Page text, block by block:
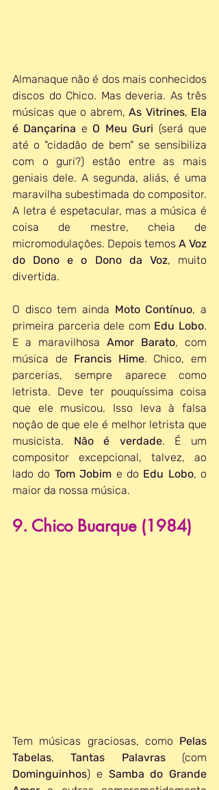
Almanaque não é dos mais conhecidos
discos do Chico. Mas deveria. As três
músicas que o abrem, As Vitrines, Ela
é Dançarina e O Meu Guri (será que
até o "cidadão de bem" se sensibiliza
com o guri?) estão entre as mais
geniais dele. A segunda, aliás, é uma
maravilha subestimada do compositor.
A letra é espetacular, mas a música é
coisa de mestre, cheia de
micromodulações. Depois temos A Voz
do Dono e o Dono da Voz, muito
divertida.
O disco tem ainda Moto Contínuo, a
primeira parceria dele com Edu Lobo.
E a maravilhosa Amor Barato, com
música de Francis Hime. Chico, em
parcerias, sempre aparece como
letrista. Deve ter pouquíssima coisa
que ele musicou. Isso leva à falsa
noção de que ele é melhor letrista que
musicista. Não é verdade. É um
compositor excepcional, talvez, ao
lado do Tom Jobim e do Edu Lobo, o
maior da nossa música.
9. Chico Buarque (1984)
Tem músicas graciosas, como Pelas
Tabelas, Tantas Palavras
Dominguinhos) e Samba do Grande